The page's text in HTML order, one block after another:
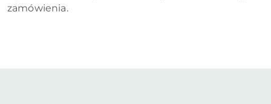
zamówienia.